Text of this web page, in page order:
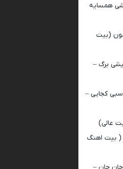
همسایه
(بیت
برگ –
کجایی –
عالی)
( بیت اهنگ